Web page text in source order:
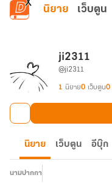
ข้ามไปยังเนื้อหาหลัก
นิยาย เว็บตูน
ji2311
@ji2311
1 นิยาย0 เว็บตูน0
นิยาย เว็บตูน อีบุ๊ก
นามปากกา